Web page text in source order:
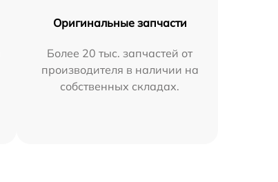
Оригинальные запчасти
Более 20 тыс. запчастей от
производителя в наличии на
собственных складах.